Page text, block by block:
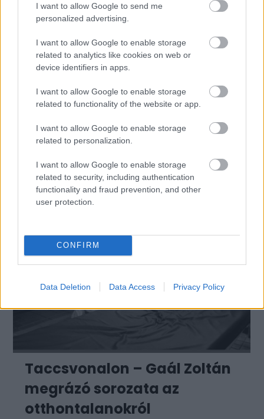
I want to allow Google to send me
personalized advertising.
I want to allow Google to enable storage
related to analytics like cookies on web or
device identifiers in apps.
I want to allow Google to enable storage
related to functionality of the website or app.
I want to allow Google to enable storage
related to personalization.
I want to allow Google to enable storage
related to security, including authentication
functionality and fraud prevention, and other
user protection.
CONFIRM
Data Deletion Data Access Privacy Policy
Ez az öt legjobb ingyenes AI
képgenerátor 2025-ben
A Punkt.hu online fotográfiai magazin időről-
(AI) jelenlétével a vizuális művészetekben,
mindenekelőtt a fotográfia területére
Taccsvonalon – Gaál Zoltán
megrázó sorozata az
otthontalanokról